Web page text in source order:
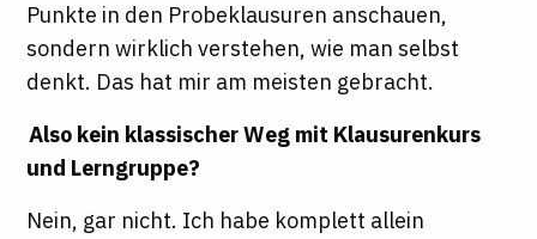
Punkte in den Probeklausuren anschauen,
sondern wirklich verstehen, wie man selbst
denkt. Das hat mir am meisten gebracht.
Also kein klassischer Weg mit Klausurenkurs
und Lerngruppe?
Nein, gar nicht. Ich habe komplett allein